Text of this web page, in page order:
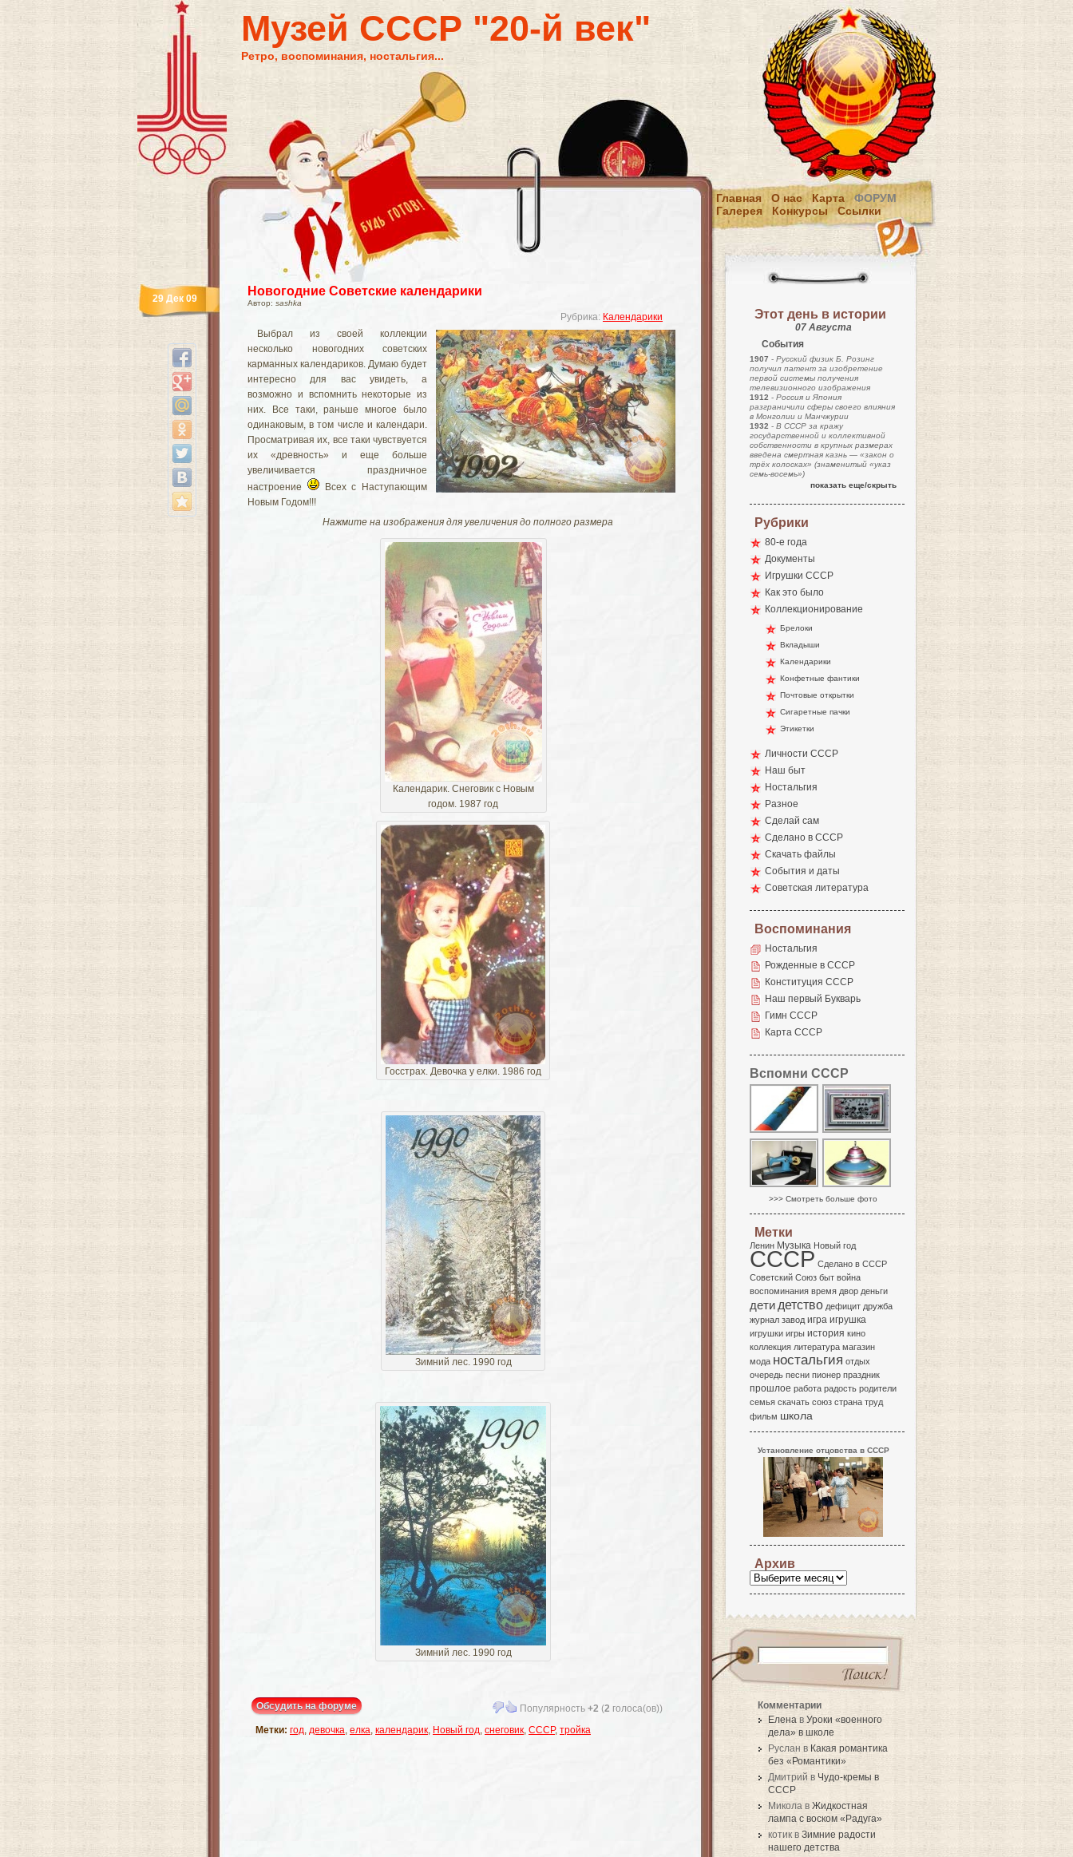
Музей СССР "20-й век"
Ретро, воспоминания, ностальгия...
Главная О нас Карта
ФОРУМ
Галерея
Конкурсы Ссылки
Новогодние Советские календарики
Автор: sashka
Рубрика: Календарики
29 Дек 09
Выбрал из своей коллекции
несколько новогодних советских
карманных календариков. Думаю будет
интересно для вас увидеть, а
возможно и вспомнить некоторые из
них. Все таки, раньше многое было
одинаковым, в том числе и календари.
Просматривая их, все таки чувствуется
их «древность» и еще больше
увеличивается праздничное
настроение
Всех с Наступающим
Новым Годом!!!
Нажмите на изображения для увеличения до полного размера
Календарик. Снеговик с Новым
годом. 1987 год
Госстрах. Девочка у елки. 1986 год
Зимний лес. 1990 год
Зимний лес. 1990 год
Обсудить на форуме Популярность +2 (2 голоса(ов))
Метки: год, девочка, елка, календарик, Новый год, снеговик, СССР, тройка
Этот день в истории
07 Августа
События
1907 - Русский физик Б. Розинг
получил патент за изобретение
первой системы получения
телевизионного изображения
1912 - Россия и Япония
разграничили сферы своего влияния
в Монголии и Манчжурии
1932 - В СССР за кражу
государственной и коллективной
собственности в крупных размерах
введена смертная казнь — «закон о
трёх колосках» (знаменитый «указ
семь-восемь»)
показать еще/скрыть
Рубрики
80-е года
Документы
Игрушки СССР
Как это было
Коллекционирование
Брелоки
Вкладыши
Календарики
Конфетные фантики
Почтовые открытки
Сигаретные пачки
Этикетки
Личности СССР
Наш быт
Ностальгия
Разное
Сделай сам
Сделано в СССР
Скачать файлы
События и даты
Советская литература
Воспоминания
Ностальгия
Рожденные в СССР
Конституция СССР
Наш первый Букварь
Гимн СССР
Карта СССР
Вспомни СССР
>>> Смотреть больше фото
Метки
Ленин Музыка Новый год
СССР Сделано в СССР
Советский Союз быт война
воспоминания время двор деньги
дети детство дефицит дружба
журнал завод игра игрушка
игрушки игры история кино
коллекция литература магазин
мода ностальгия отдых
очередь песни пионер праздник
прошлое работа радость родители
семья скачать союз страна труд
фильм школа
Установление отцовства в СССР
Архив
Комментарии
Елена в Уроки «военного
дела» в школе
Руслан в Какая романтика
без «Романтики»
Дмитрий в Чудо-кремы в
СССР
Микола в Жидкостная
лампа с воском «Радуга»
котик в Зимние радости
нашего детства